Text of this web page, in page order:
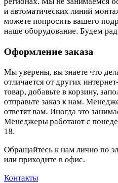
и автоматических линий
можете попросить вашего
наше оборудование. Будем
Оформление заказа
Мы уверены, вы знаете что
отличается от других
товар, добавьте в корзину,
отправьте заказ к нам.
ответят вам. Иногда это
Менеджеры работают с
18.
Обращайтесь к нам лично по
или приходите в офис.
Контакты